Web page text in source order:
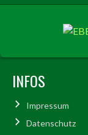
INFOS
Impressum
Datenschutz